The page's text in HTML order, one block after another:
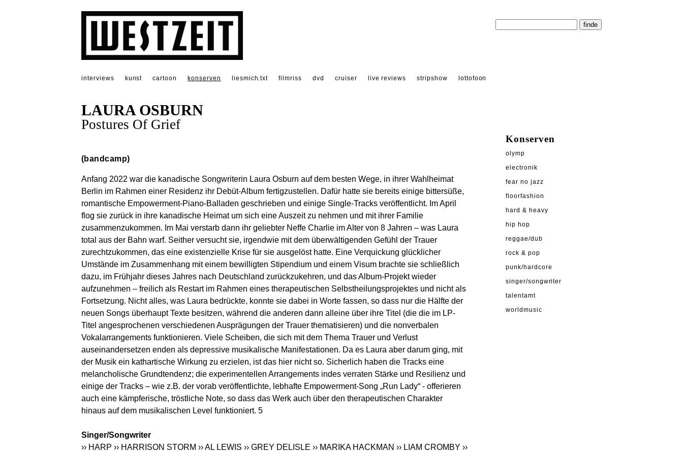
interviews kunst cartoon konserven liesmich.txt filmriss dvd cruiser live reviews stripshow lottofoon
LAURA OSBURN
Postures Of Grief
(bandcamp)
Anfang 2022 war die kanadische Songwriterin Laura Osburn auf dem besten Wege, in ihrer Wahlheimat
Berlin im Rahmen einer Residenz ihr Debüt-Album fertigzustellen. Dafür hatte sie bereits einige bittersüße,
romantische Empowerment-Piano-Balladen geschrieben und einige Single-Tracks veröffentlicht. Im April
flog sie zurück in ihre kanadische Heimat um sich eine Auszeit zu nehmen und mit ihrer Familie
zusammenzukommen. Im Mai verstarb dann ihr geliebter Neffe Charlie im Alter von 8 Jahren – was Laura
total aus der Bahn warf. Seither versucht sie, irgendwie mit dem überwältigenden Gefühl der Trauer
zurechtzukommen, das eine existenzielle Krise für sie ausgelöst hatte. Eine Verquickung glücklicher
Umstände im Zusammenhang mit einem bewilligten Stipendium und einem Visum brachte sie schließlich
dazu, im Frühjahr dieses Jahres nach Deutschland zurückzukehren, und das Album-Projekt wieder
aufzunehmen – freilich als Restart im Rahmen eines therapeutischen Selbstheilungsprojektes und nicht als
Fortsetzung. Nicht alles, was Laura bedrückte, konnte sie dabei in Worte fassen, so dass nur die Hälfte der
neuen Songs überhaupt Texte besitzen, während die anderen dann alleine über ihre Titel (die die im LP-
Titel angesprochenen verschiedenen Ausprägungen der Trauer thematisieren) und die nonverbalen
Vokalarrangements funktionieren. Viele Scheiben, die sich mit dem Thema Trauer und Verlust
auseinandersetzen enden als depressive musikalische Manifestationen. Da es Laura aber darum ging, mit
der Musik ein kathartische Wirkung zu erzielen, ist das hier nicht so. Sicherlich haben die Tracks eine
melancholische Grundtendenz; die experimentellen Arrangements indes verraten Stärke und Resilienz und
einige der Tracks – wie z.B. der vorab veröffentlichte, lebhafte Empowerment-Song „Run Lady“ - offerieren
auch eine kämpferische, tröstliche Note, so dass das Werk auch über den therapeutischen Charakter
hinaus auf dem musikalischen Level funktioniert. 5
Singer/Songwriter
›› HARP ›› HARRISON STORM ›› AL LEWIS ›› GREY DELISLE ›› MARIKA HACKMAN ›› LIAM CROMBY ››
Konserven
olymp
electronik
fear no jazz
floorfashion
hard & heavy
hip hop
reggae/dub
rock & pop
punk/hardcore
singer/songwriter
talentamt
worldmusic